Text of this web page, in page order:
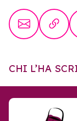
CHI L’HA